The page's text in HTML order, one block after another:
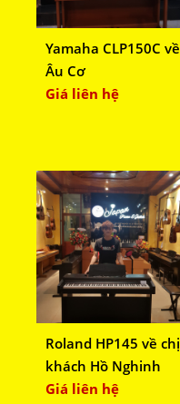
Yamaha CLP150C về
Âu Cơ
Giá liên hệ
Roland HP145 về chị
khách Hồ Nghinh
Giá liên hệ